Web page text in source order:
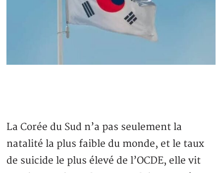
La Corée du Sud n’a pas seulement la
natalité la plus faible du monde, et le taux
de suicide le plus élevé de l’OCDE, elle vit